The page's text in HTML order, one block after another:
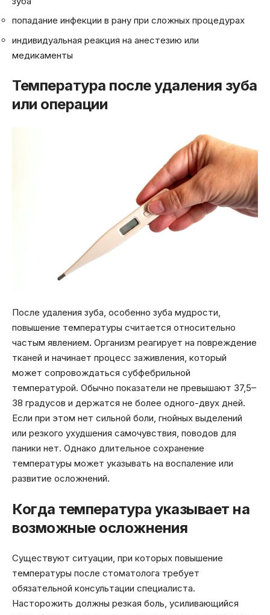
попадание инфекции в рану при сложных процедурах
индивидуальная реакция на анестезию или
медикаменты
Температура после удаления зуба
или операции
После удаления зуба, особенно зуба мудрости,
повышение температуры считается относительно
частым явлением. Организм реагирует на повреждение
тканей и начинает процесс заживления, который
может сопровождаться субфебрильной
температурой. Обычно показатели не превышают 37,5–
38 градусов и держатся не более одного-двух дней.
Если при этом нет сильной боли, гнойных выделений
или резкого ухудшения самочувствия, поводов для
паники нет. Однако длительное сохранение
температуры может указывать на воспаление или
развитие осложнений.
Когда температура указывает на
возможные осложнения
Существуют ситуации, при которых повышение
температуры после стоматолога требует
обязательной консультации специалиста.
Насторожить должны резкая боль, усиливающийся